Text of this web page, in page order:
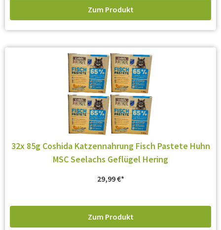
Zum Produkt
32x 85g Coshida Katzennahrung Fisch Pastete Huhn
MSC Seelachs Geflügel Hering
29,99€
Zum Produkt